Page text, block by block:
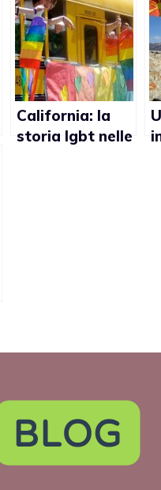
California: la
storia lgbt nelle